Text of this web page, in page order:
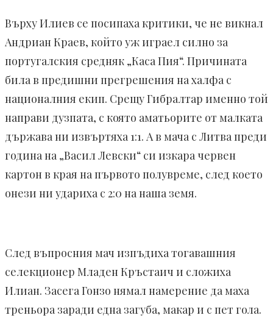
Върху Илиев се посипаха критики, че не викнал
Андриан Краев, който уж играел силно за
португалския средняк „Каса Пия“. Причината
била в предишни прегрешения на халфа с
националния екип. Срещу Гибралтар именно той
направи дузпата, с която аматьорите от малката
държава ни извъртяха 1:1. А в мача с Литва преди
година на „Васил Левски“ си изкара червен
картон в края на първото полувреме, след което
онези ни удариха с 2:0 на наша земя.
След въпросния мач изпъдиха тогавашния
селекционер Младен Кръстаич и сложиха
Илиан. Засега Гонзо нямал намерение да маха
треньора заради една загуба, макар и с пет гола.